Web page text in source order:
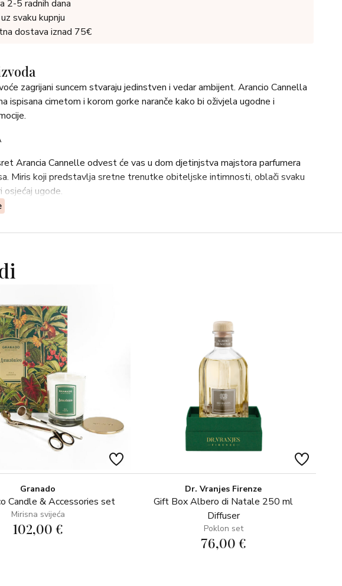
2-5 radnih dana
svaku kupnju
dostava iznad 75€
zagrijani suncem stvaraju jedinstven i vedar ambijent. Arancio Cannella
ispisana cimetom i korom gorke naranče kako bi oživjela ugodne i
Arancia Cannelle odvest će vas u dom djetinjstva majstora parfumera
Miris koji predstavlja sretne trenutke obiteljske intimnosti, oblači svaku
osjećaj ugode.
PIRAMIDA
srce naranče i cejlonski cimet kao bazna nota.
Granado
Candle & Accessories set
Mirisna svijeća
102,00 €
Dr. Vranjes Firenze
Gift Box Albero di Natale 250 ml
Diffuser
Poklon set
76,00 €